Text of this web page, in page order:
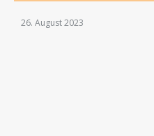
26. August 2023